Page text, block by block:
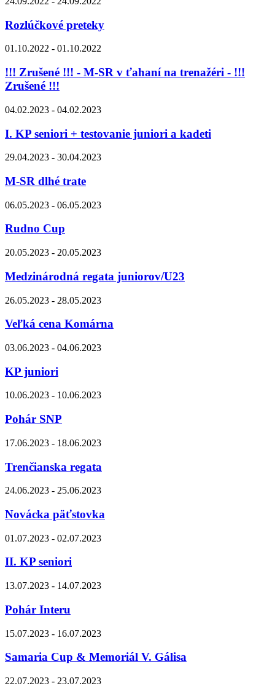
Rozlúčkové preteky
01.10.2022 - 01.10.2022
!!! Zrušené !!! - M-SR v ťahaní na trenažéri - !!!
Zrušené !!!
04.02.2023 - 04.02.2023
I. KP seniori + testovanie juniori a kadeti
29.04.2023 - 30.04.2023
M-SR dlhé trate
06.05.2023 - 06.05.2023
Rudno Cup
20.05.2023 - 20.05.2023
Medzinárodná regata juniorov/U23
26.05.2023 - 28.05.2023
Veľká cena Komárna
03.06.2023 - 04.06.2023
KP juniori
10.06.2023 - 10.06.2023
Pohár SNP
17.06.2023 - 18.06.2023
Trenčianska regata
24.06.2023 - 25.06.2023
Novácka päťstovka
01.07.2023 - 02.07.2023
II. KP seniori
13.07.2023 - 14.07.2023
Pohár Interu
15.07.2023 - 16.07.2023
Samaria Cup & Memoriál V. Gálisa
22.07.2023 - 23.07.2023